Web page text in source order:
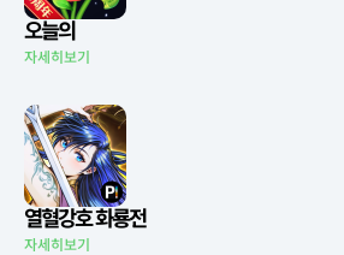
오늘의
자세히보기
열혈강호 화룡전
자세히보기